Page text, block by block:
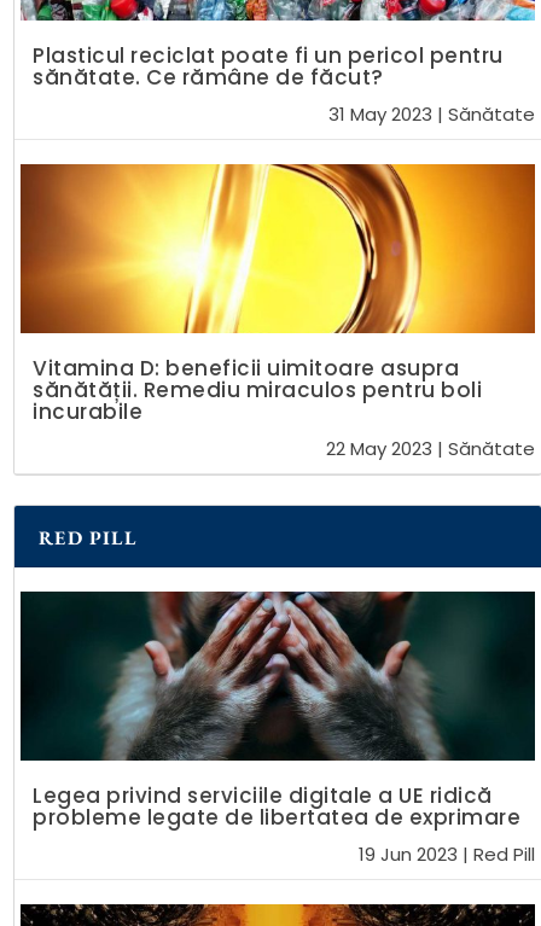
Plasticul reciclat poate fi un pericol pentru
sănătate. Ce rămâne de făcut?
31 May 2023 | Sănătate
Vitamina D: beneficii uimitoare asupra
sănătății. Remediu miraculos pentru boli
incurabile
22 May 2023 | Sănătate
RED PILL
Legea privind serviciile digitale a UE ridică
probleme legate de libertatea de exprimare
19 Jun 2023 | Red Pill